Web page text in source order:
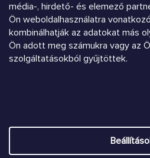
média-, hirdető- és elemező
Ön weboldalhasználatra
kombinálhatják az adatokat más
Ön adott meg számukra vagy az
szolgáltatásokból gyűjtöttek.
Árukereső.hu
Shoptet
Copyright 2026Chrústiček.eu.